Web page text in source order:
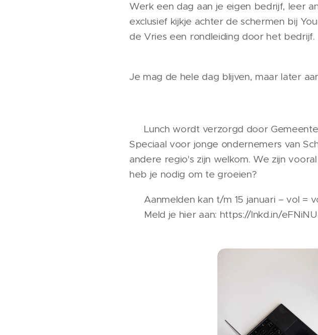
Werk een dag aan je eigen bedrijf, leer
exclusief kijkje achter de schermen bij
de Vries een rondleiding door het bedrijf.
Je mag de hele dag blijven, maar later
🥗 Lunch wordt verzorgd door
Speciaal voor jonge ondernemers van
andere regio's zijn welkom. We zijn
heb je nodig om te groeien?
👉 Aanmelden kan t/m 15 januari – vol =
🔗 Meld je hier aan: https://lnkd.in/